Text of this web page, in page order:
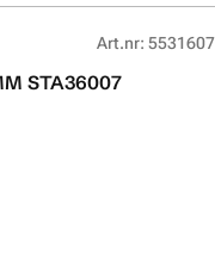
Art.nr:
STA36007